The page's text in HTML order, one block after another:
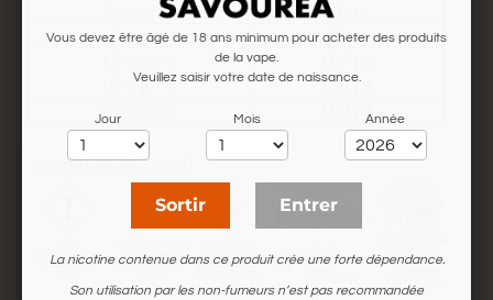
Vous devez être âgé de 18 ans minimum pour acheter des produits
de la vape.
Veuillez saisir votre date de naissance.
Jour Mois Année
Sortir Entrer
La nicotine contenue dans ce produit crée une forte dépendance.
Son utilisation par les non-fumeurs n’est pas recommandée